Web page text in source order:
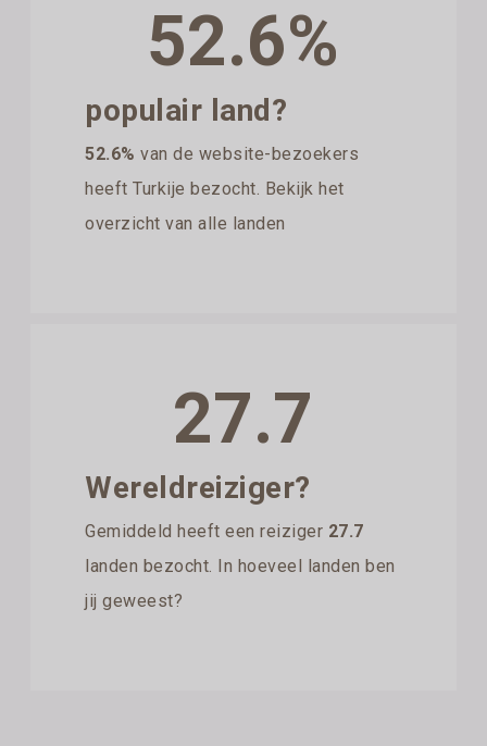
52.6%
populair land?
52.6% van de website-bezoekers
heeft Turkije bezocht. Bekijk het
overzicht van alle landen
27.7
Wereldreiziger?
Gemiddeld heeft een reiziger 27.7
landen bezocht. In hoeveel landen ben
jij geweest?